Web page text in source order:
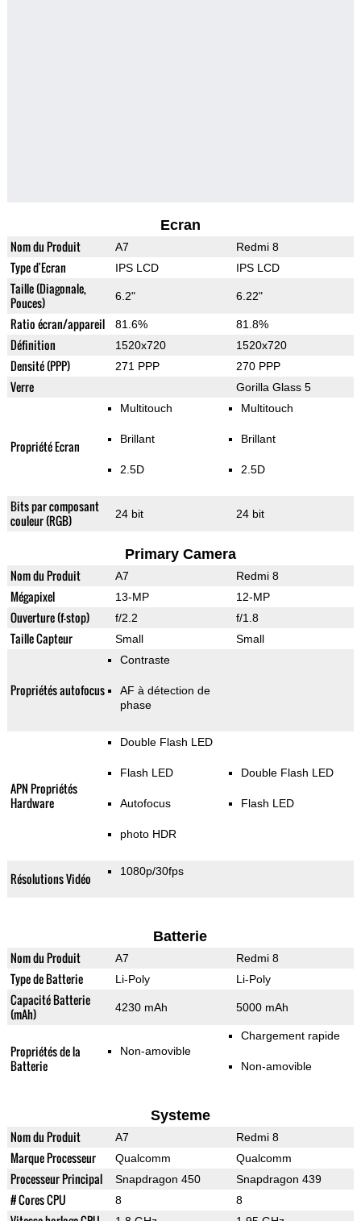
Ecran
Nom du Produit A7 Redmi 8
Type d'Ecran IPS LCD IPS LCD
Taille (Diagonale,
Pouces)
6.2" 6.22"
Ratio écran/appareil 81.6% 81.8%
Définition 1520x720 1520x720
Densité (PPP) 271 PPP 270 PPP
Verre Gorilla Glass 5
Propriété Ecran
Multitouch
Brillant
2.5D
Multitouch
Brillant
2.5D
Bits par composant
couleur (RGB)
24 bit 24 bit
Primary Camera
Nom du Produit A7 Redmi 8
Mégapixel 13-MP 12-MP
Ouverture (f-stop) f/2.2 f/1.8
Taille Capteur Small Small
Propriétés autofocus
Contraste
AF à détection de
phase
APN Propriétés
Hardware
Double Flash LED
Flash LED
Autofocus
photo HDR
Double Flash LED
Flash LED
Résolutions Vidéo 1080p/30fps
Batterie
Nom du Produit A7 Redmi 8
Type de Batterie Li-Poly Li-Poly
Capacité Batterie
(mAh)
4230 mAh 5000 mAh
Propriétés de la
Batterie
Non-amovible
Chargement rapide
Non-amovible
Systeme
Nom du Produit A7 Redmi 8
Marque Processeur Qualcomm Qualcomm
Processeur Principal Snapdragon 450 Snapdragon 439
# Cores CPU 8 8